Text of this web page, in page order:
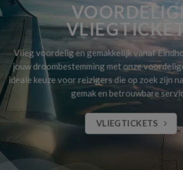
Vlieg voordelig en gemakkelijk vanaf
jouw droombestemming met onze
ideale keuze voor reizigers die op zoek zijn
gemak en betrouwbare
VLIEGTICKETS